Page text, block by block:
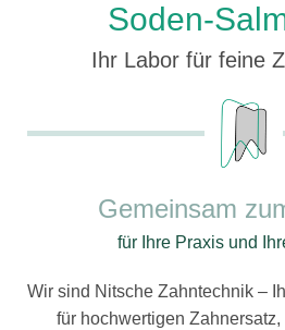
Soden-
Ihr Labor für feine
Gemeinsam
für Ihre Praxis und
Wir sind Nitsche Zahntechnik –
für hochwertigen